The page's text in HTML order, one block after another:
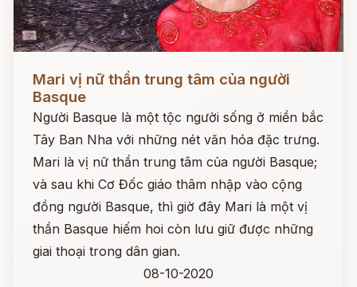
Mari vị nữ thần trung tâm của người
Basque
Người Basque là một tộc người sống ở miền bắc
Tây Ban Nha với những nét văn hóa đặc trưng.
Mari là vị nữ thần trung tâm của người Basque;
và sau khi Cơ Đốc giáo thâm nhập vào cộng
đồng người Basque, thì giờ đây Mari là một vị
thần Basque hiếm hoi còn lưu giữ được những
giai thoại trong dân gian.
08-10-2020